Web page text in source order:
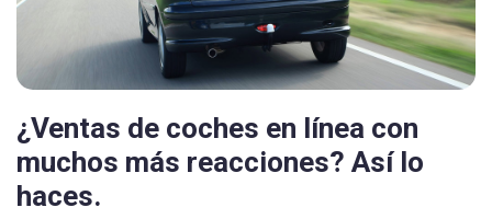
¿Ventas de coches en línea con
muchos más reacciones? Así lo
haces.